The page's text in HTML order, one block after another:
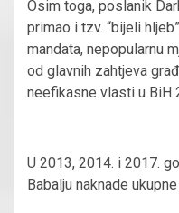
Osim toga, poslanik
primao i tzv. “bijeli
mandata, nepopularnu
od glavnih zahtjeva
neefikasne vlasti u BiH
U 2013, 2014. i 2017.
Babalju naknade